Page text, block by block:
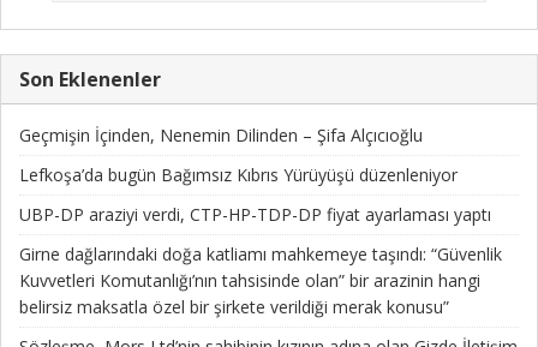
Son Eklenenler
Geçmişin İçinden, Nenemin Dilinden – Şifa Alçıcıoğlu
Lefkoşa’da bugün Bağımsız Kıbrıs Yürüyüşü düzenleniyor
UBP-DP araziyi verdi, CTP-HP-TDP-DP fiyat ayarlaması yaptı
Girne dağlarındaki doğa katliamı mahkemeye taşındı: “Güvenlik
Kuvvetleri Komutanlığı’nın tahsisinde olan” bir arazinin hangi
belirsiz maksatla özel bir şirkete verildiği merak konusu”